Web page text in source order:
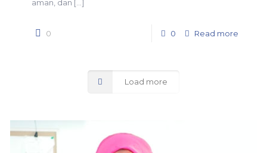
aman, dan […]
0 0 Read more
Load more